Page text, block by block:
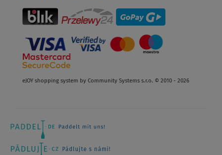
eJOY shopping system by Community Systems s.r.o. © 2010 - 2026